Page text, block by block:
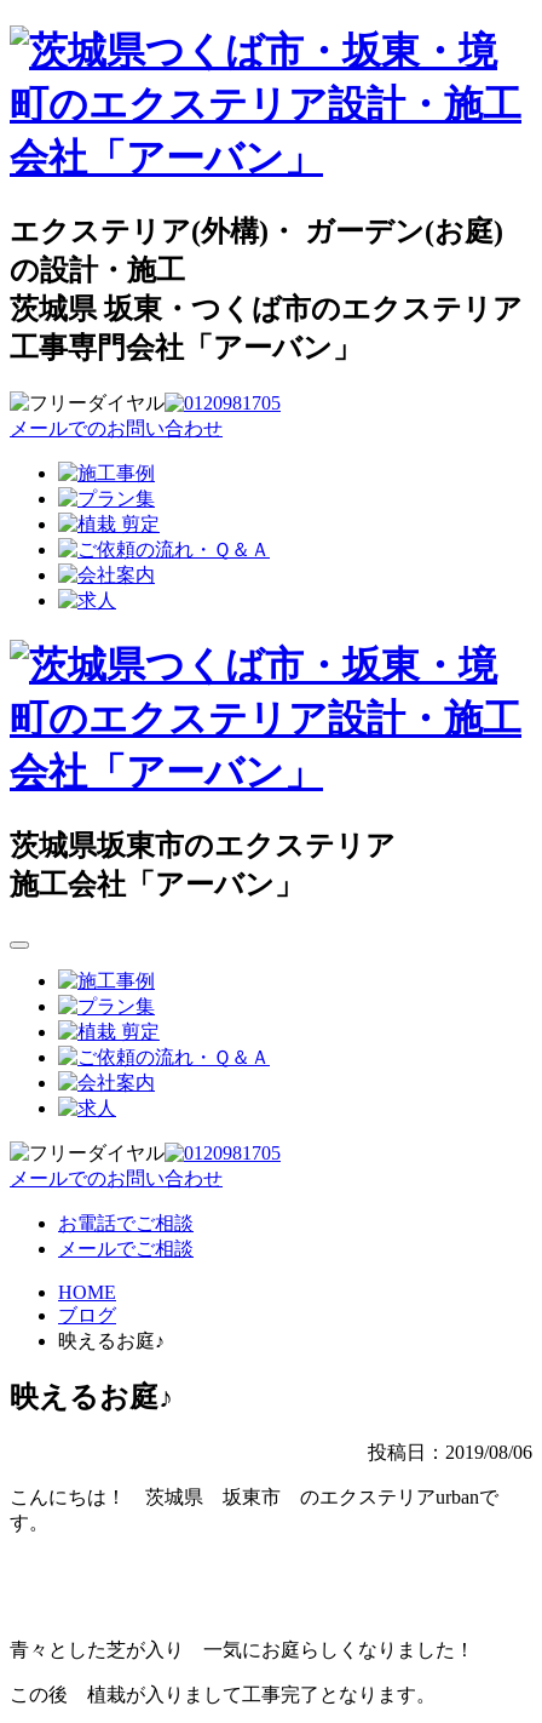
エクステリア(外構)・ ガーデン(お庭)
の設計・施工
茨城県 坂東・つくば市のエクステリア
工事専門会社「アーバン」
メールでのお問い合わせ
茨城県坂東市のエクステリア
施工会社「アーバン」
メールでのお問い合わせ
お電話でご相談
メールでご相談
HOME
ブログ
映えるお庭♪
映えるお庭♪
投稿日：2019/08/06
こんにちは！ 茨城県 坂東市 のエクステリアurbanで
す。
青々とした芝が入り 一気にお庭らしくなりました！
この後 植栽が入りまして工事完了となります。